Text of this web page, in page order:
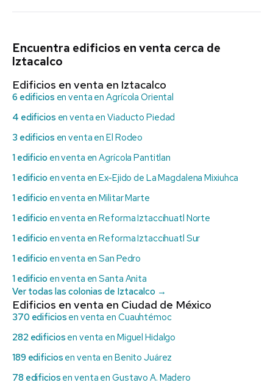
Encuentra edificios en venta cerca de
Iztacalco
Edificios en venta en Iztacalco
6 edificios en venta en Agrícola Oriental
4 edificios en venta en Viaducto Piedad
3 edificios en venta en El Rodeo
1 edificio en venta en Agrícola Pantitlan
1 edificio en venta en Ex-Ejido de La Magdalena Mixiuhca
1 edificio en venta en Militar Marte
1 edificio en venta en Reforma Iztaccihuatl Norte
1 edificio en venta en Reforma Iztaccihuatl Sur
1 edificio en venta en San Pedro
1 edificio en venta en Santa Anita
Ver todas las colonias de Iztacalco →
Edificios en venta en Ciudad de México
370 edificios en venta en Cuauhtémoc
282 edificios en venta en Miguel Hidalgo
189 edificios en venta en Benito Juárez
78 edificios en venta en Gustavo A. Madero